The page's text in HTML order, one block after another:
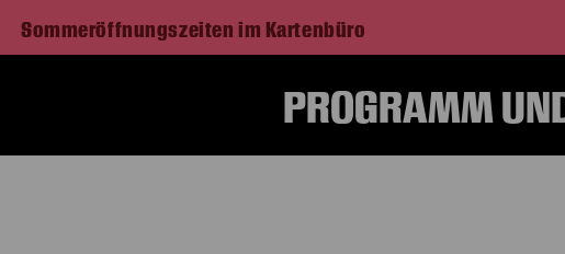
Sommeröffnungszeiten im Kartenbüro
PROGRAMM